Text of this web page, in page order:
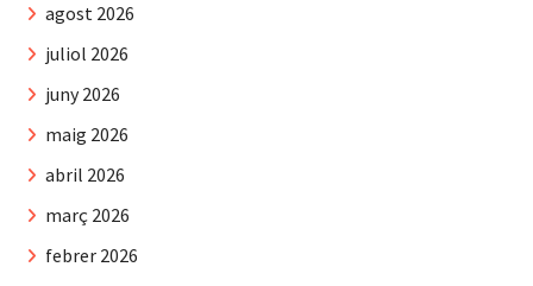
agost 2026
juliol 2026
juny 2026
maig 2026
abril 2026
març 2026
febrer 2026